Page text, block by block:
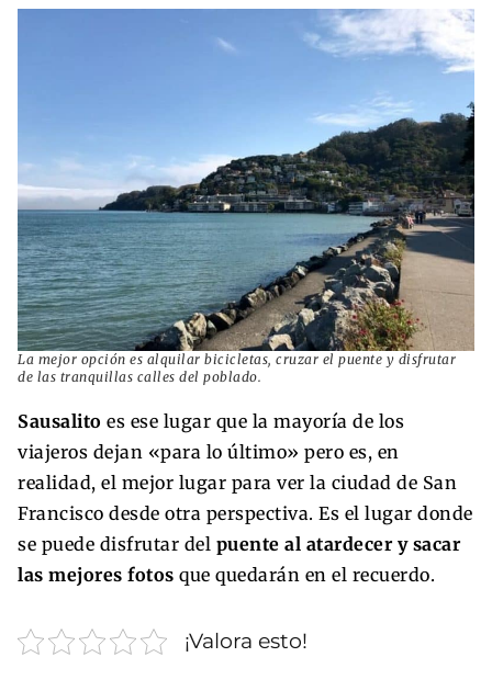
La mejor opción es alquilar bicicletas, cruzar el puente y disfrutar
de las tranquillas calles del poblado.
Sausalito es ese lugar que la mayoría de los
viajeros dejan «para lo último» pero es, en
realidad, el mejor lugar para ver la ciudad de San
Francisco desde otra perspectiva. Es el lugar donde
se puede disfrutar del puente al atardecer y sacar
las mejores fotos que quedarán en el recuerdo.
¡Valora esto!